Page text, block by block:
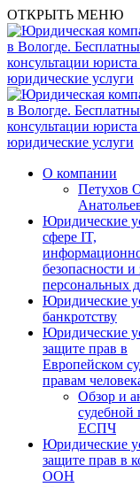
ОТКРЫТЬ МЕНЮ
О компании
Петухов
Юридические
сфере IT,
безопасности
персональных
Юридические
банкротству
Юридические
защите прав в
Европейском
правам
Обзор и
судебной
ЕСПЧ
Юридические
защите прав в
ООН